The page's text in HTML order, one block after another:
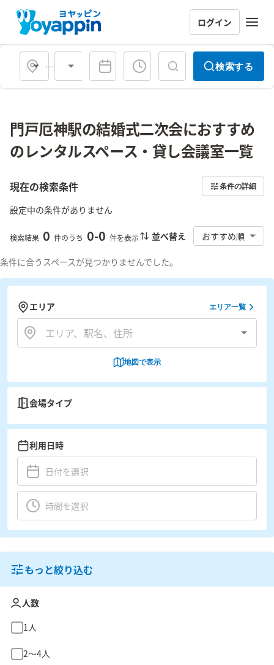
ログイン
会場タイプ 検索する
門戸厄神駅の結婚式二次会におすすめ
のレンタルスペース・貸し会議室一覧
現在の検索条件 条件の詳細
設定中の条件がありません
検索結果 0 件のうち 0-0 件を表示 並べ替え おすすめ順
条件に合うスペースが見つかりませんでした。
エリア エリア一覧
地図で表示
会場タイプ
利用日時
もっと絞り込む
人数
1人
2〜4人